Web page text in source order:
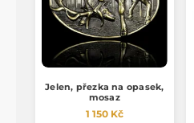
Jelen, přezka na opasek,
mosaz
1 150 Kč